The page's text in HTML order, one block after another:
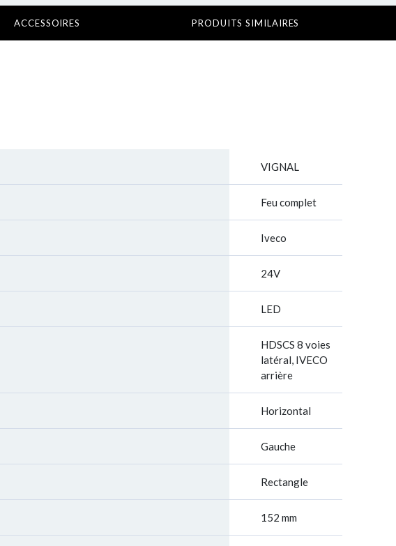
ACCESSOIRES PRODUITS SIMILAIRES
VIGNAL
Feu complet
Iveco
24V
LED
HDSCS 8 voies
latéral, IVECO
arrière
Horizontal
Gauche
Rectangle
152 mm